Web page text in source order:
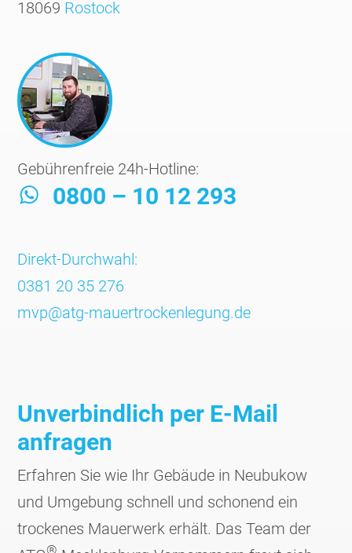
18069 Rostock
Gebührenfreie 24h-Hotline:
0800 – 10 12 293
Direkt-Durchwahl:
0381 20 35 276
mvp@atg-mauertrockenlegung.de
Unverbindlich per E-Mail
anfragen
Erfahren Sie wie Ihr Gebäude in Neu­bukow
und Umgebung schnell und schonend ein
trockenes Mauer­werk erhält. Das Team der